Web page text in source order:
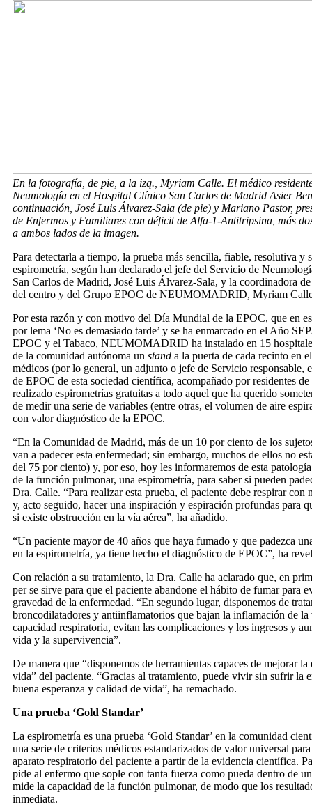
En la fotografía, de pie, a la izq., Myriam Calle. El médico
Neumología en el Hospital Clínico San Carlos de Madrid Asier
continuación, José Luis Álvarez-Sala (de pie) y Mariano Pastor,
de Enfermos y Familiares con déficit de Alfa-1-Antitripsina, más
a ambos lados de la imagen.
Para detectarla a tiempo, la prueba más sencilla, fiable, resolutiva y
espirometría, según han declarado el jefe del Servicio de
San Carlos de Madrid, José Luis Álvarez-Sala, y la coordinadora
del centro y del Grupo EPOC de NEUMOMADRID, Myriam
Por esta razón y con motivo del Día Mundial de la EPOC, que en
por lema ‘No es demasiado tarde’ y se ha enmarcado en el Año
EPOC y el Tabaco, NEUMOMADRID ha instalado en 15
de la comunidad autónoma un stand a la puerta de cada recinto en
médicos (por lo general, un adjunto o jefe de Servicio responsable,
de EPOC de esta sociedad científica, acompañado por residentes
realizado espirometrías gratuitas a todo aquel que ha querido
de medir una serie de variables (entre otras, el volumen de aire
con valor diagnóstico de la EPOC.
“En la Comunidad de Madrid, más de un 10 por ciento de los
van a padecer esta enfermedad; sin embargo, muchos de ellos no
del 75 por ciento) y, por eso, hoy les informaremos de esta
de la función pulmonar, una espirometría, para saber si pueden
Dra. Calle. “Para realizar esta prueba, el paciente debe respirar con
y, acto seguido, hacer una inspiración y espiración profundas para
si existe obstrucción en la vía aérea”, ha añadido.
“Un paciente mayor de 40 años que haya fumado y que padezca
en la espirometría, ya tiene hecho el diagnóstico de EPOC”, ha
Con relación a su tratamiento, la Dra. Calle ha aclarado que, en
per se sirve para que el paciente abandone el hábito de fumar para
gravedad de la enfermedad. “En segundo lugar, disponemos de
broncodilatadores y antiinflamatorios que bajan la inflamación de la
capacidad respiratoria, evitan las complicaciones y los ingresos y
vida y la supervivencia”.
De manera que “disponemos de herramientas capaces de mejorar
vida” del paciente. “Gracias al tratamiento, puede vivir sin sufrir la
buena esperanza y calidad de vida”, ha remachado.
Una prueba ‘Gold Standar’
La espirometría es una prueba ‘Gold Standar’ en la comunidad
una serie de criterios médicos estandarizados de valor universal
aparato respiratorio del paciente a partir de la evidencia científica.
pide al enfermo que sople con tanta fuerza como pueda dentro de
mide la capacidad de la función pulmonar, de modo que los
inmediata.